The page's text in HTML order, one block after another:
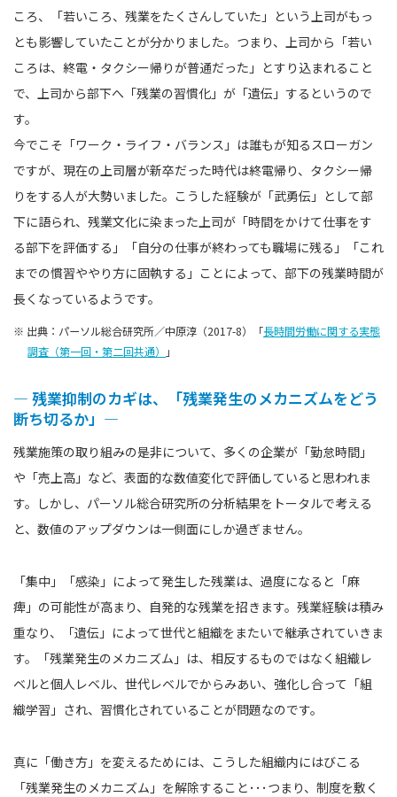
ころ、「若いころ、残業をたくさんしていた」という上司がもっ
とも影響していたことが分かりました。つまり、上司から「若い
ころは、終電・タクシー帰りが普通だった」とすり込まれること
で、上司から部下へ「残業の習慣化」が「遺伝」するというので
す。
今でこそ「ワーク・ライフ・バランス」は誰もが知るスローガン
ですが、現在の上司層が新卒だった時代は終電帰り、タクシー帰
りをする人が大勢いました。こうした経験が「武勇伝」として部
下に語られ、残業文化に染まった上司が「時間をかけて仕事をす
る部下を評価する」「自分の仕事が終わっても職場に残る」「これ
までの慣習ややり方に固執する」ことによって、部下の残業時間が
長くなっているようです。
※ 出典：パーソル総合研究所／中原淳（2017-8）「長時間労働に関する実態
調査（第一回・第二回共通）
」
― 残業抑制のカギは、「残業発生のメカニズムをどう
断ち切るか」―
残業施策の取り組みの是非について、多くの企業が「勤怠時間」
や「売上高」など、表面的な数値変化で評価していると思われま
す。しかし、パーソル総合研究所の分析結果をトータルで考える
と、数値のアップダウンは一側面にしか過ぎません。
「集中」「感染」によって発生した残業は、過度になると「麻
痺」の可能性が高まり、自発的な残業を招きます。残業経験は積み
重なり、「遺伝」によって世代と組織をまたいで継承されていきま
す。「残業発生のメカニズム」は、相反するものではなく組織レ
ベルと個人レベル、世代レベルでからみあい、強化し合って「組
織学習」され、習慣化されていることが問題なのです。
真に「働き方」を変えるためには、こうした組織内にはびこる
「残業発生のメカニズム」を解除すること･･･つまり、制度を敷く